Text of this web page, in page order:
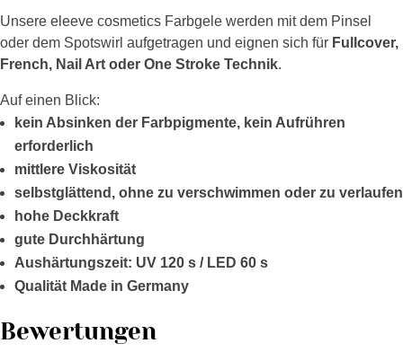
Unsere eleeve cosmetics Farbgele werden mit dem Pinsel
oder dem Spotswirl aufgetragen und eignen sich für Fullcover,
French, Nail Art oder One Stroke Technik.
Auf einen Blick:
kein Absinken der Farbpigmente, kein Aufrühren
erforderlich
mittlere Viskosität
selbstglättend, ohne zu verschwimmen oder zu verlaufen
hohe Deckkraft
gute Durchhärtung
Aushärtungszeit: UV 120 s / LED 60 s
Qualität Made in Germany
Bewertungen